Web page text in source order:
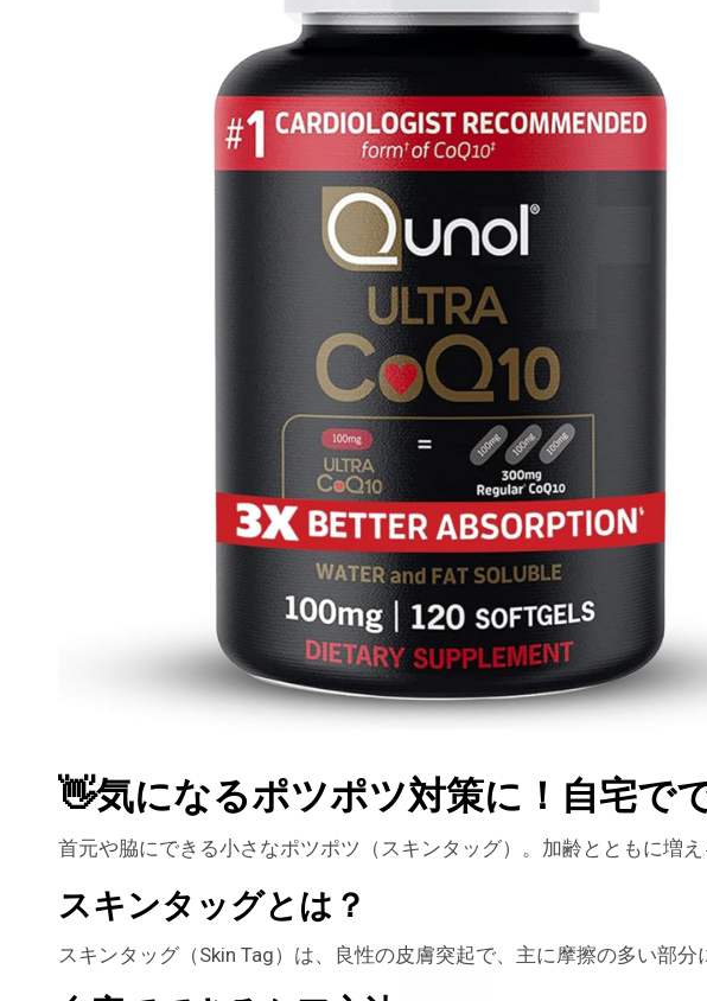
👋気になるポツポツ対策に！自宅で
首元や脇にできる小さなポツポツ（スキンタッグ）。加齢とともに増え
スキンタッグとは？
スキンタッグ（Skin Tag）は、良性の皮膚突起で、主に摩擦の多い部